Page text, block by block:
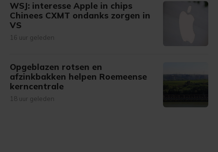
WSJ: interesse Apple in chips
Chinees CXMT ondanks zorgen in
VS
16 uur geleden
Opgeblazen rotsen en
afzinkbakken helpen Roemeense
kerncentrale
18 uur geleden